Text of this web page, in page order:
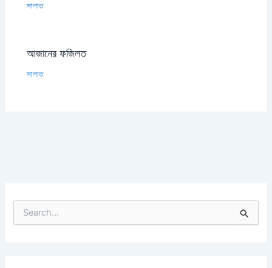
সালাত
আজানের ফজিলত
সালাত
e